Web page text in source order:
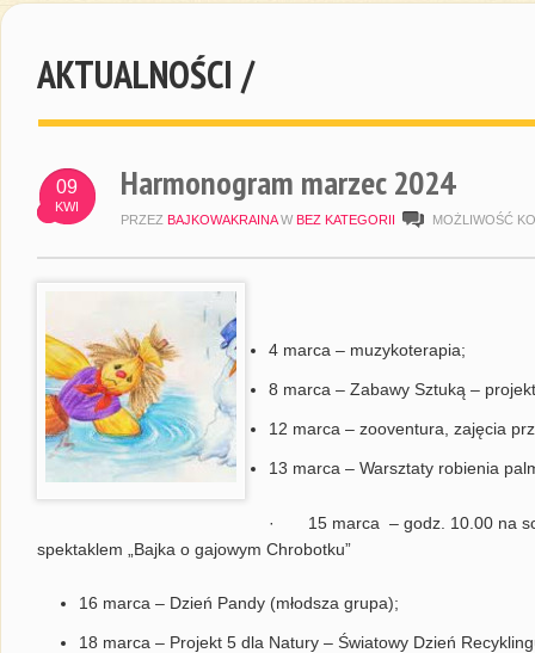
AKTUALNOŚCI /
09
KWI
Harmonogram marzec 2024
PRZEZ BAJKOWAKRAINA W BEZ KATEGORII MOŻLIWOŚĆ
4 marca – muzykoterapia;
8 marca – Zabawy Sztuką –
12 marca – zooventura, zajęcia
13 marca – Warsztaty robienia
· 15 marca – godz. 10.00 na
spektaklem „Bajka o gajowym Chrobotku”
16 marca – Dzień Pandy (młodsza grupa);
18 marca – Projekt 5 dla Natury – Światowy Dzień